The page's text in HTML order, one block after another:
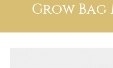
Grow